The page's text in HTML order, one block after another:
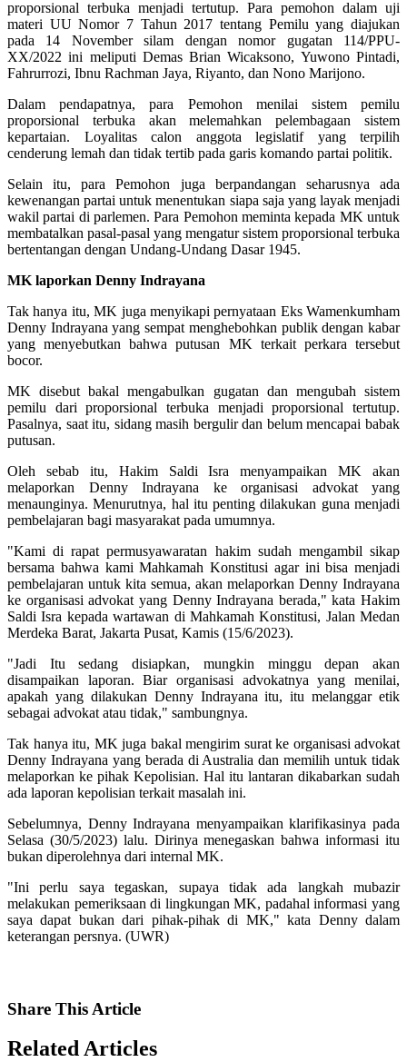
proporsional terbuka menjadi tertutup. Para pemohon dalam uji
materi UU Nomor 7 Tahun 2017 tentang Pemilu yang diajukan
pada 14 November silam dengan nomor gugatan 114/PPU-
XX/2022 ini meliputi Demas Brian Wicaksono, Yuwono Pintadi,
Fahrurrozi, Ibnu Rachman Jaya, Riyanto, dan Nono Marijono.
Dalam pendapatnya, para Pemohon menilai sistem pemilu
proporsional terbuka akan melemahkan pelembagaan sistem
kepartaian. Loyalitas calon anggota legislatif yang terpilih
cenderung lemah dan tidak tertib pada garis komando partai politik.
Selain itu, para Pemohon juga berpandangan seharusnya ada
kewenangan partai untuk menentukan siapa saja yang layak menjadi
wakil partai di parlemen. Para Pemohon meminta kepada MK untuk
membatalkan pasal-pasal yang mengatur sistem proporsional terbuka
bertentangan dengan Undang-Undang Dasar 1945.
MK laporkan Denny Indrayana
Tak hanya itu, MK juga menyikapi pernyataan Eks Wamenkumham
Denny Indrayana yang sempat menghebohkan publik dengan kabar
yang menyebutkan bahwa putusan MK terkait perkara tersebut
bocor.
MK disebut bakal mengabulkan gugatan dan mengubah sistem
pemilu dari proporsional terbuka menjadi proporsional tertutup.
Pasalnya, saat itu, sidang masih bergulir dan belum mencapai babak
putusan.
Oleh sebab itu, Hakim Saldi Isra menyampaikan MK akan
melaporkan Denny Indrayana ke organisasi advokat yang
menaunginya. Menurutnya, hal itu penting dilakukan guna menjadi
pembelajaran bagi masyarakat pada umumnya.
"Kami di rapat permusyawaratan hakim sudah mengambil sikap
bersama bahwa kami Mahkamah Konstitusi agar ini bisa menjadi
pembelajaran untuk kita semua, akan melaporkan Denny Indrayana
ke organisasi advokat yang Denny Indrayana berada," kata Hakim
Saldi Isra kepada wartawan di Mahkamah Konstitusi, Jalan Medan
Merdeka Barat, Jakarta Pusat, Kamis (15/6/2023).
"Jadi Itu sedang disiapkan, mungkin minggu depan akan
disampaikan laporan. Biar organisasi advokatnya yang menilai,
apakah yang dilakukan Denny Indrayana itu, itu melanggar etik
sebagai advokat atau tidak," sambungnya.
Tak hanya itu, MK juga bakal mengirim surat ke organisasi advokat
Denny Indrayana yang berada di Australia dan memilih untuk tidak
melaporkan ke pihak Kepolisian. Hal itu lantaran dikabarkan sudah
ada laporan kepolisian terkait masalah ini.
Sebelumnya, Denny Indrayana menyampaikan klarifikasinya pada
Selasa (30/5/2023) lalu. Dirinya menegaskan bahwa informasi itu
bukan diperolehnya dari internal MK.
"Ini perlu saya tegaskan, supaya tidak ada langkah mubazir
melakukan pemeriksaan di lingkungan MK, padahal informasi yang
saya dapat bukan dari pihak-pihak di MK," kata Denny dalam
keterangan persnya. (UWR)
Share This Article
RelatedArticles